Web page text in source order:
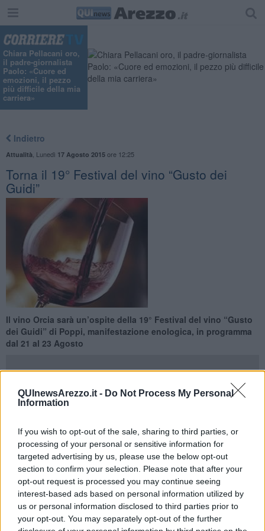
QUInewsArezzo.it - Do Not Process My Personal
Information
If you wish to opt-out of the sale, sharing to third parties, or
processing of your personal or sensitive information for
targeted advertising by us, please use the below opt-out
section to confirm your selection. Please note that after your
opt-out request is processed you may continue seeing
interest-based ads based on personal information utilized by
us or personal information disclosed to third parties prior to
your opt-out. You may separately opt-out of the further
Chiara Pellacani oro,
il padre-giornalista
Paolo: «Cuore ed
emozioni, il pezzo
più difficile della mia
carriera»
Indietro
Attualità Lunedì 17 Agosto 2015ore 12:25
Torna il 19° Festival del vino “Gusto dei
Guidi”
Il vino Orcia sarà un’ospite della 19° Festival del vino “Gusto
dei Guidi” di Poppi, manifestazione enologica, in programma
dal 21 al 23 Agosto
toscano e dei prodotti tradizionali e biologici Casentinesi. L’evento si
fregia quest’anno anche del marchio di “Expo Milano 2015”
concesso tramite la Regione Toscana quale buona pratica di
pubblico interesse in coerenza con il tema di Expo “Nutrire il
pianeta, energia per la vita” e per il contributo dato allo sviluppo e
alla promozione del settore agricolo e agroalimentare regionale.
La manifestazione prevede un ricco programma di appuntamenti
enogastronomici e si svolge all’interno del centro storico in antiche